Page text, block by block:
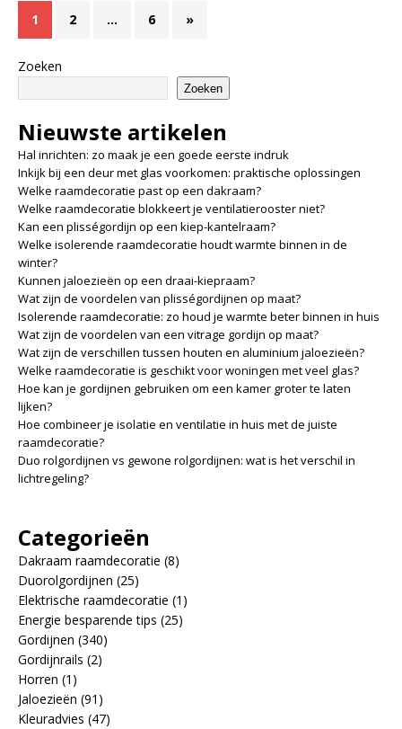
1 2 … 6 »
Zoeken
Zoeken
Nieuwste artikelen
Hal inrichten: zo maak je een goede eerste indruk
Inkijk bij een deur met glas voorkomen: praktische oplossingen
Welke raamdecoratie past op een dakraam?
Welke raamdecoratie blokkeert je ventilatierooster niet?
Kan een plisségordijn op een kiep-kantelraam?
Welke isolerende raamdecoratie houdt warmte binnen in de
winter?
Kunnen jaloezieën op een draai-kiepraam?
Wat zijn de voordelen van plisségordijnen op maat?
Isolerende raamdecoratie: zo houd je warmte beter binnen in huis
Wat zijn de voordelen van een vitrage gordijn op maat?
Wat zijn de verschillen tussen houten en aluminium jaloezieën?
Welke raamdecoratie is geschikt voor woningen met veel glas?
Hoe kan je gordijnen gebruiken om een kamer groter te laten
lijken?
Hoe combineer je isolatie en ventilatie in huis met de juiste
raamdecoratie?
Duo rolgordijnen vs gewone rolgordijnen: wat is het verschil in
lichtregeling?
Categorieën
Dakraam raamdecoratie (8)
Duorolgordijnen (25)
Elektrische raamdecoratie (1)
Energie besparende tips (25)
Gordijnen (340)
Gordijnrails (2)
Horren (1)
Jaloezieën (91)
Kleuradvies (47)